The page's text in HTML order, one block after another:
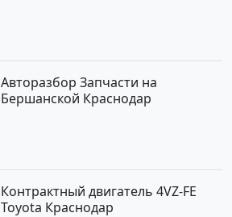
Авторазбор Запчасти на
Бершанской Краснодар
Контрактный двигатель 4VZ-FE
Toyota Краснодар